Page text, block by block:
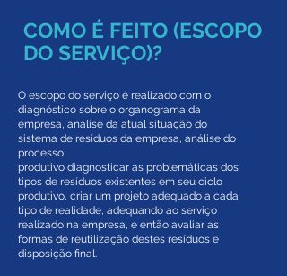
COMO É FEITO (ESCOPO
DO SERVIÇO)?
O escopo do serviço é realizado com o
diagnóstico sobre o organograma da
empresa, análise da atual situação do
sistema de resíduos da empresa, análise do
processo
produtivo diagnosticar as problemáticas dos
tipos de resíduos existentes em seu ciclo
produtivo, criar um projeto adequado a cada
tipo de realidade, adequando ao serviço
realizado na empresa, e então avaliar as
formas de reutilização destes resíduos e
disposição final.